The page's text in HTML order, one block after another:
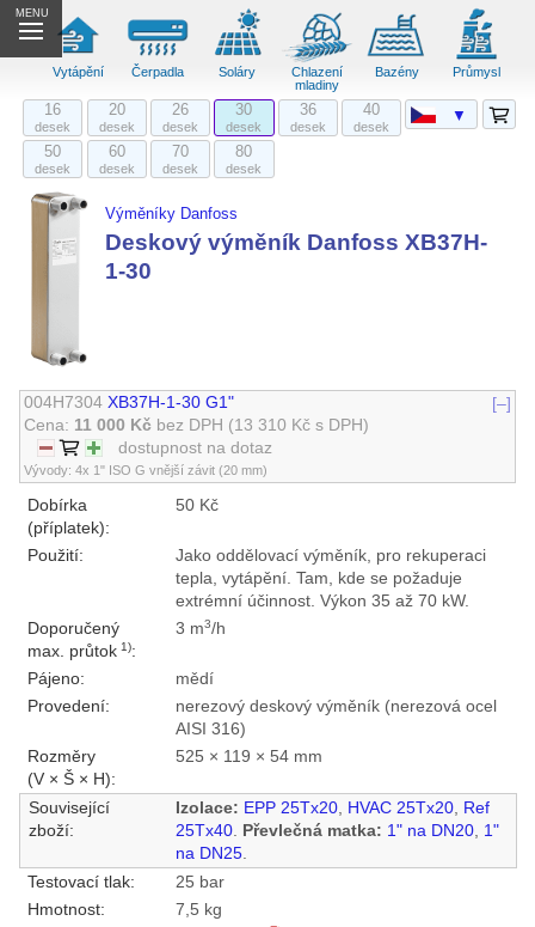
MENU
Vytápění Čerpadla Soláry
Chlazení
mladiny
Bazény Průmysl
16
desek
20
desek
26
desek
30
desek
36
desek
40
desek
50
desek
60
desek
70
desek
80
desek
Výměníky Danfoss
Deskový výměník Danfoss XB37H-
1-30
004H7304 XB37H-1-30 G1"
[–]
Cena: 11 000 Kč bez DPH (13 310 Kč s DPH)
dostupnost na dotaz
Vývody: 4x 1" ISO G vnější závit (20 mm)
Dobírka
(příplatek):
50 Kč
Použití:
Jako oddělovací výměník, pro rekuperaci
tepla, vytápění. Tam, kde se požaduje
extrémní účinnost. Výkon 35 až 70 kW.
Doporučený
max. průtok1):
3 m3/h
Pájeno:
mědí
Provedení:
nerezový deskový výměník (nerezová ocel
AISI 316)
Rozměry
(V × Š × H):
525 × 119 × 54 mm
Související
zboží:
Izolace: EPP 25Tx20, HVAC 25Tx20, Ref
25Tx40. Převlečná matka: 1" na DN20, 1"
na DN25.
Testovací tlak:
25 bar
Hmotnost:
7,5 kg
▼